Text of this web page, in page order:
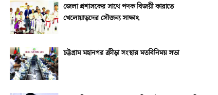
জেলা প্রশাসকের সাথে পদক বিজয়ী কারাতে
খেলোয়াড়দের সৌজন্য সাক্ষাৎ
চট্টগ্রাম মহানগর ক্রীড়া সংস্থার মতবিনিময় সভা